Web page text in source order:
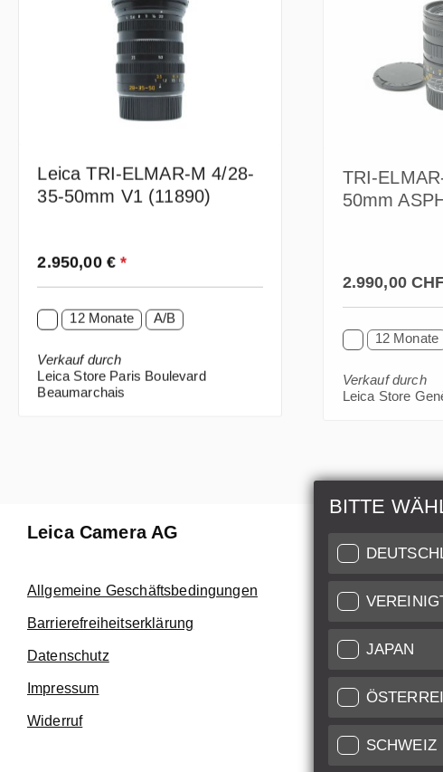
Leica TRI-ELMAR-M 4/28-
35-50mm V1 (11890)
Regulärer Preis:
2.950,00 €*
12 Monate A/B
Verkauf durch
Leica Store Paris Boulevard
Beaumarchais
TRI-
50mm
2.990,00
12 Monate
Verkauf durch
Leica Store
BITTE
JAPAN
SCHWEIZ
Leica Camera AG
Allgemeine Geschäftsbedingungen
Barrierefreiheitserklärung
Datenschutz
Impressum
Widerruf
Reparatur &
Nutzen Sie
Customer Care
höchstem
Kundendienst
Service Zertifikat